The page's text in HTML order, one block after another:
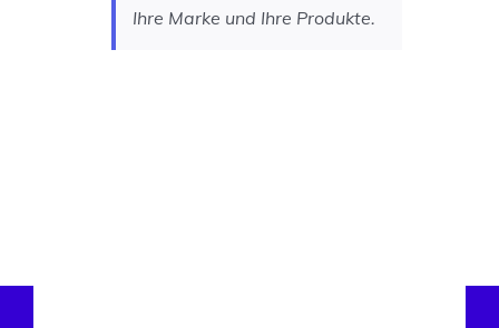
Ihre Marke und Ihre Produkte.